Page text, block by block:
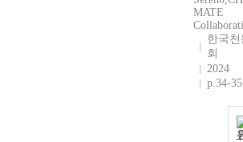
MATE
한국
회
2024
p.34-35